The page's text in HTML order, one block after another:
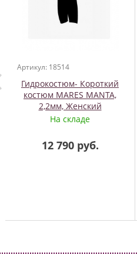
Артикул: 18514
Гидрокостюм- Короткий
костюм MARES MANTA,
2,2мм, Женский
На складе
12 790 руб.